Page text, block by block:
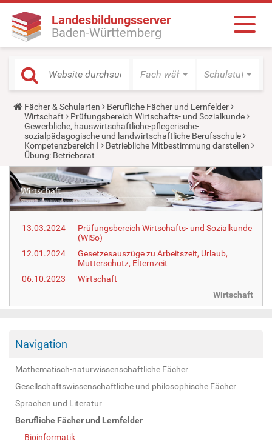
Landesbildungsserver
Baden-Württemberg
Fach wählen Schulstufe
Y
o
u
a
r
e
h
e
r
e
:
Fächer & Schularten
Berufliche Fächer und Lernfelder
Wirtschaft
Prüfungsbereich Wirtschafts- und Sozialkunde
Gewerbliche, hauswirtschaftliche-pflegerische-
sozialpädagogische und landwirtschaftliche Berufsschule
Kompetenzbereich I
Betriebliche Mitbestimmung darstellen
Übung: Betriebsrat
13.03.2024
Prüfungsbereich Wirtschafts- und Sozialkunde
(WiSo)
12.01.2024
Gesetzesauszüge zu Arbeitszeit, Urlaub,
Mutterschutz, Elternzeit
06.10.2023
Wirtschaft
Wirtschaft
Navigation
Mathematisch-naturwissenschaftliche Fächer
Gesellschaftswissenschaftliche und philosophische Fächer
Sprachen und Literatur
Berufliche Fächer und Lernfelder
Bioinformatik